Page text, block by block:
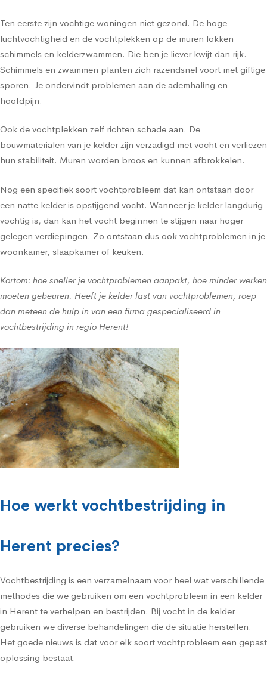
Ten eerste zijn vochtige woningen niet gezond. De hoge
luchtvochtigheid en de vochtplekken op de muren lokken
schimmels en kelderzwammen. Die ben je liever kwijt dan rijk.
Schimmels en zwammen planten zich razendsnel voort met giftige
sporen. Je ondervindt problemen aan de ademhaling en
hoofdpijn.
Ook de vochtplekken zelf richten schade aan. De
bouwmaterialen van je kelder zijn verzadigd met vocht en verliezen
hun stabiliteit. Muren worden broos en kunnen afbrokkelen.
Nog een specifiek soort vochtprobleem dat kan ontstaan door
een natte kelder is opstijgend vocht. Wanneer je kelder langdurig
vochtig is, dan kan het vocht beginnen te stijgen naar hoger
gelegen verdiepingen. Zo ontstaan dus ook vochtproblemen in je
woonkamer, slaapkamer of keuken.
Kortom: hoe sneller je vochtproblemen aanpakt, hoe minder werken
moeten gebeuren. Heeft je kelder last van vochtproblemen, roep
dan meteen de hulp in van een firma gespecialiseerd in
vochtbestrijding in regio Herent!
Hoe werkt vochtbestrijding in
Herent precies?
Vochtbestrijding is een verzamelnaam voor heel wat verschillende
methodes die we gebruiken om een vochtprobleem in een kelder
in Herent te verhelpen en bestrijden. Bij vocht in de kelder
gebruiken we diverse behandelingen die de situatie herstellen.
Het goede nieuws is dat voor elk soort vochtprobleem een gepast
oplossing bestaat.